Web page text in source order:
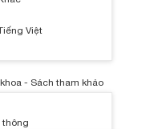
Việt
- Sách tham khảo
thông